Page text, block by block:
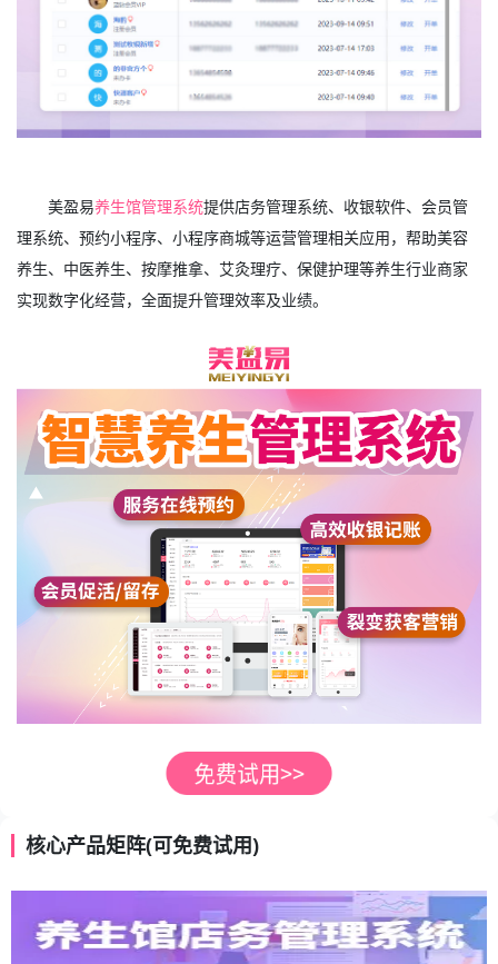
美盈易养生馆管理系统提供店务管理系统、收银软件、会员管
理系统、预约小程序、小程序商城等运营管理相关应用，帮助美容
养生、中医养生、按摩推拿、艾灸理疗、保健护理等养生行业商家
实现数字化经营，全面提升管理效率及业绩。
核心产品矩阵(可免费试用)